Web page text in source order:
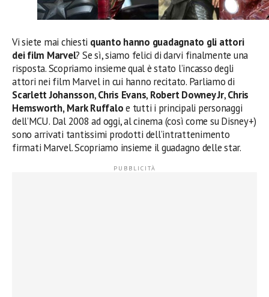
Vi siete mai chiesti quanto hanno guadagnato gli attori
dei film Marvel? Se sì, siamo felici di darvi finalmente una
risposta. Scopriamo insieme qual è stato l’incasso degli
attori nei film Marvel in cui hanno recitato. Parliamo di
Scarlett Johansson,Chris Evans, Robert Downey Jr,Chris
Hemsworth, Mark Ruffaloe tutti i principali personaggi
dell’MCU. Dal 2008 ad oggi, al cinema (così come su Disney+)
sono arrivati tantissimi prodotti dell’intrattenimento
firmati Marvel. Scopriamo insieme il guadagno delle star.